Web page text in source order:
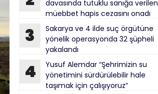
davasında tutuklu sanığa verilen
müebbet hapis cezasını onadı
3
Sakarya ve 4 ilde suç örgütüne
yönelik operasyonda 32 şüpheli
yakalandı
4
Yusuf Alemdar “Şehrimizin su
yönetimini sürdürülebilir hale
taşımak için çalışıyoruz”